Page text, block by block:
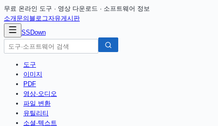
무료 온라인 도구 · 영상 다운로드 · 소프트웨어 정보
소개 문의 블로그자유게시판
SSDown
도구
이미지
PDF
영상·오디오
파일 변환
유틸리티
소셜·텍스트